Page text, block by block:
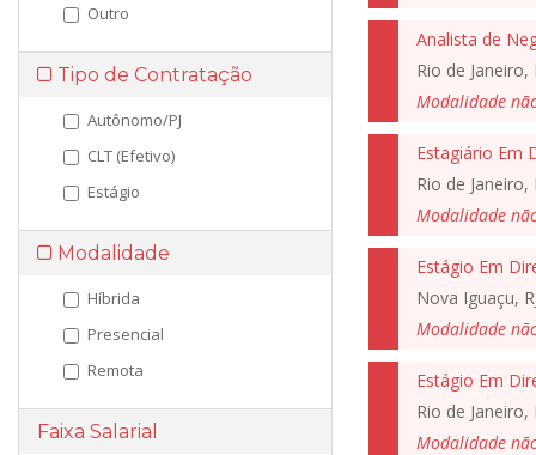
Outro
Tipo de Contratação
Autônomo/PJ
CLT (Efetivo)
Estágio
Modalidade
Híbrida
Presencial
Remota
Faixa Salarial
Analista de
Rio de Janeiro,
Modalidade
Estagiário Em
Rio de Janeiro,
Modalidade
Estágio Em
Nova Iguaçu,
Modalidade
Estágio Em
Rio de Janeiro,
Modalidade